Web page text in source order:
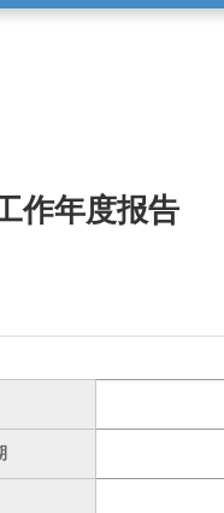
作年度报告